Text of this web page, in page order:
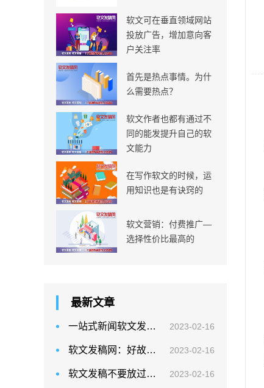
软文可在垂直领域网站
投放广告，增加意向客
户关注率
首先是热点事情。为什
么需要热点？
软文作者也都有通过不
同的能发提升自己的软
文能力
在写作软文的时候，运
用知识也是有诀窍的
软文营销：付费推广—
选择性价比最高的
最新文章
一站式新闻软文发布平台 2023-02-16
软文发稿网：好故事胜过好营销 2023-02-16
软文发稿不要放过任何一个热点 2023-02-16